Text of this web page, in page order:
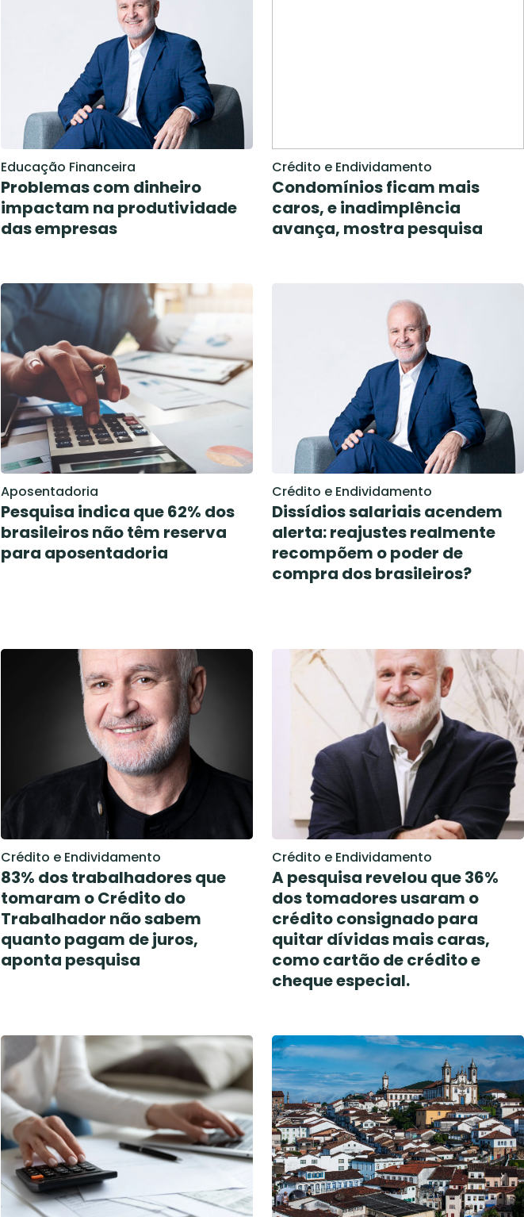
Educação Financeira
Problemas com dinheiro
impactam na produtividade
das empresas
Crédito e Endividamento
Condomínios ficam mais
caros, e inadimplência
avança, mostra pesquisa
Aposentadoria
Pesquisa indica que 62% dos
brasileiros não têm reserva
para aposentadoria
Crédito e Endividamento
Dissídios salariais acendem
alerta: reajustes realmente
recompõem o poder de
compra dos brasileiros?
Crédito e Endividamento
83% dos trabalhadores que
tomaram o Crédito do
Trabalhador não sabem
quanto pagam de juros,
aponta pesquisa
Crédito e Endividamento
A pesquisa revelou que 36%
dos tomadores usaram o
crédito consignado para
quitar dívidas mais caras,
como cartão de crédito e
cheque especial.